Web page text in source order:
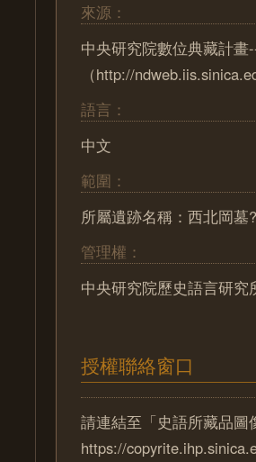
來源：
中央研究院數位典藏計
（http://
語言：
中文
範圍：
所屬遺跡名稱：西北岡墓?
管理權：
中央研究院歷史語言研究
授權聯絡窗口
請連結至「史語所藏品
https://